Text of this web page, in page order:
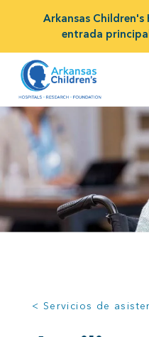
Arkansas
entrada
< Servicios de